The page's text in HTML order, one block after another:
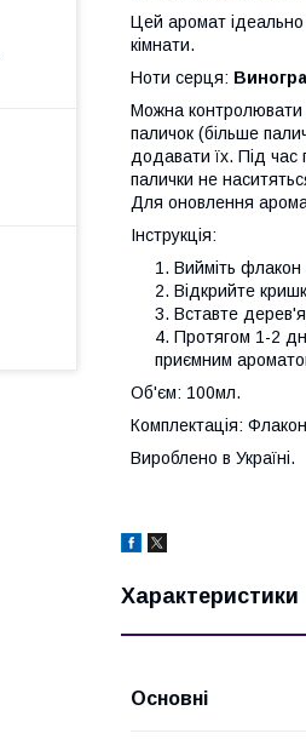
Цей аромат ідеально
кімнати.
Ноти серця:
Можна контролювати
паличок (більше
додавати їх. Під час
палички не
Для оновлення
Інструкція:
Вийміть
Відкрийте
Вставте
Протягом 1-2
приємним
Об'єм: 100мл.
Комплектація:
Вироблено в Україні.
Характеристики
Основні